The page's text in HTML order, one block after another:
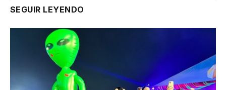
SEGUIR LEYENDO